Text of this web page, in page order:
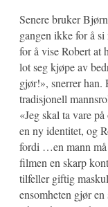
Senere bruker
gangen ikke for å si
for å vise Robert at
lot seg kjøpe av
gjør!», snerrer han.
tradisjonell
«Jeg skal ta vare
en ny identitet, og
fordi …en mann må
filmen en skarp
tilfeller giftig
ensomheten gjør